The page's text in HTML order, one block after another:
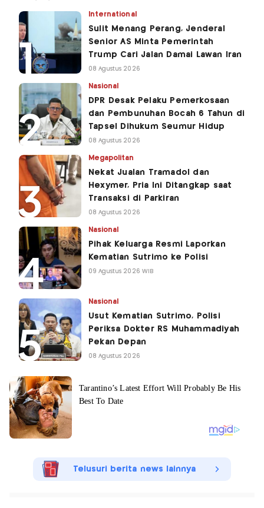
International
Sulit Menang Perang, Jenderal
Senior AS Minta Pemerintah
Trump Cari Jalan Damai Lawan Iran
08 Agustus 2026
Nasional
DPR Desak Pelaku Pemerkosaan
dan Pembunuhan Bocah 6 Tahun di
Tapsel Dihukum Seumur Hidup
08 Agustus 2026
Megapolitan
Nekat Jualan Tramadol dan
Hexymer, Pria Ini Ditangkap saat
Transaksi di Parkiran
08 Agustus 2026
Nasional
Pihak Keluarga Resmi Laporkan
Kematian Sutrimo ke Polisi
09 Agustus 2026 WIB
Nasional
Usut Kematian Sutrimo, Polisi
Periksa Dokter RS Muhammadiyah
Pekan Depan
08 Agustus 2026
Telusuri berita news lainnya